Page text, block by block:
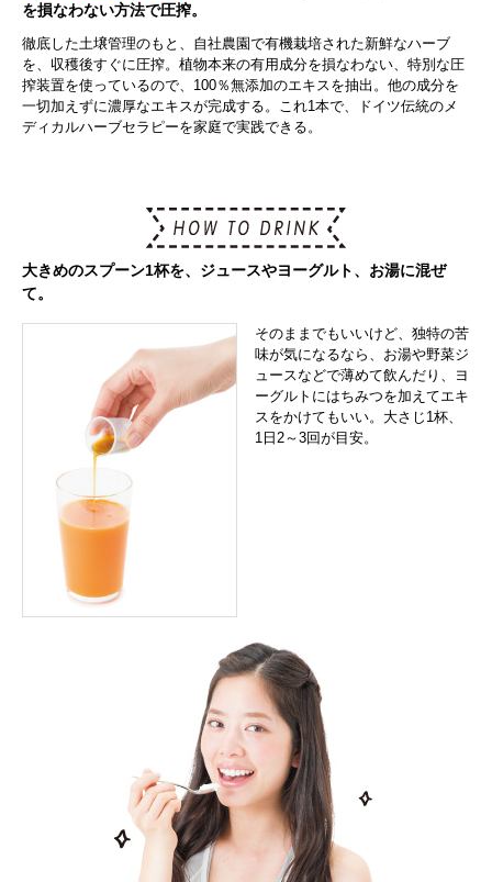
を損なわない方法で圧搾。
徹底した土壌管理のもと、自社農園で有機栽培された新鮮なハーブ
を、収穫後すぐに圧搾。植物本来の有用成分を損なわない、特別な圧
搾装置を使っているので、100％無添加のエキスを抽出。他の成分を
一切加えずに濃厚なエキスが完成する。これ1本で、ドイツ伝統のメ
ディカルハーブセラピーを家庭で実践できる。
大きめのスプーン1杯を、ジュースやヨーグルト、お湯に混ぜ
て。
そのままでもいいけど、独特の苦
味が気になるなら、お湯や野菜ジ
ュースなどで薄めて飲んだり、ヨ
ーグルトにはちみつを加えてエキ
スをかけてもいい。大さじ1杯、
1日2～3回が目安。